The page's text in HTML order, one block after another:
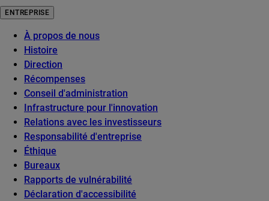
ENTREPRISE
À propos de nous
Histoire
Direction
Récompenses
Conseil d'administration
Infrastructure pour l'innovation
Relations avec les investisseurs
Responsabilité d'entreprise
Éthique
Bureaux
Rapports de vulnérabilité
Déclaration d'accessibilité